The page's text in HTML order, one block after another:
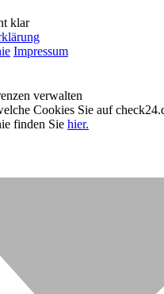
klar
Impressum
verwalten
Cookies Sie auf
finden Sie hier.